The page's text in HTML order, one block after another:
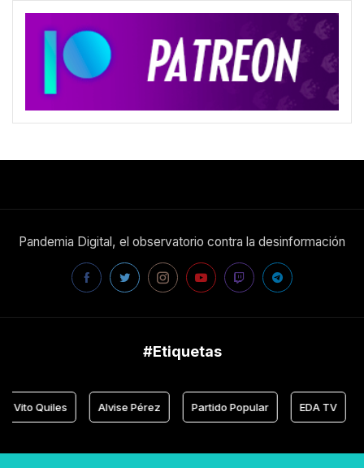
Pandemia Digital, el observatorio contra la desinformación
#Etiquetas
Vito Quiles Alvise Pérez Partido Popular EDA TV